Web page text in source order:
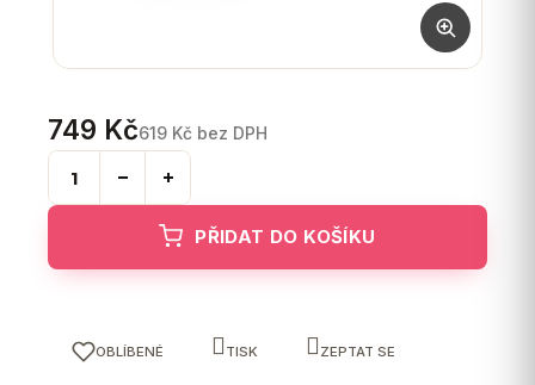
749 Kč619 Kč bez DPH
PŘIDAT DO KOŠÍKU
OBLÍBENÉ TISK ZEPTAT SE